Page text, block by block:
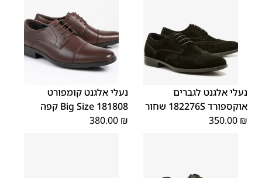
40
41
42
43
44
נעלי אלגנט לגברים
אוקספורד 182276S שחור
350.00 ₪
נעלי אלגנט קומפורט
181808 Big Size קפה
380.00 ₪